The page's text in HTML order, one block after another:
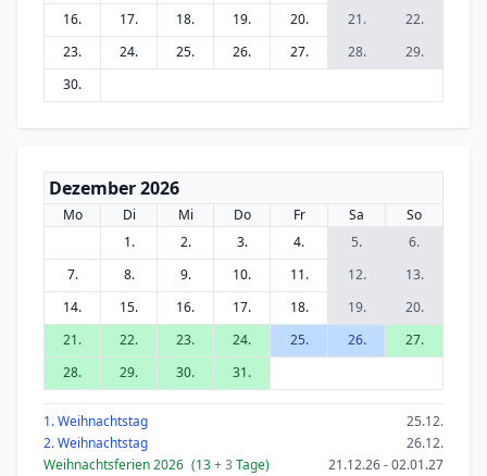
16.
17. 18. 19. 20. 21.
22.
23.
24. 25. 26. 27. 28.
29.
30.
Dezember 2026
Mo Di Mi Do Fr Sa
So
1.
2. 3. 4. 5.
6.
7.
8. 9. 10. 11. 12.
13.
14.
15. 16. 17. 18. 19.
20.
21.
22. 23. 24. 25. 26.
27.
28.
29. 30. 31.
1. Weihnachtstag
25.12.
2. Weihnachtstag
26.12.
Weihnachtsferien 2026 (13+ 3 Tage) 21.12.26 - 02.01.27